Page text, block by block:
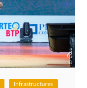
Infrastructures